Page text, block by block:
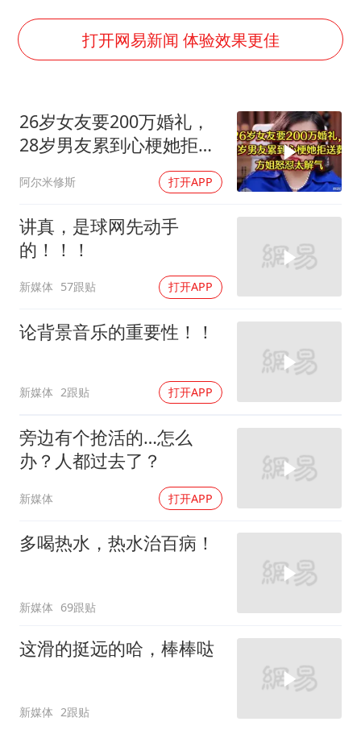
周星驰妈妈现身香港首映礼
SK海力士回应“或出售重庆工厂”传闻
三预警齐发 11个省份有大到暴雨
“还不如不放假”
从科技创新看开局起步的时与势
打开网易新闻 体验效果更佳
26岁女友要200万婚礼，
28岁男友累到心梗她拒送
阿尔米修斯 打开APP
讲真，是球网先动手
的！！！
新媒体 57跟贴 打开APP
论背景音乐的重要性！！
新媒体 2跟贴 打开APP
旁边有个抢活的…怎么
办？人都过去了？
新媒体 打开APP
多喝热水，热水治百病！
新媒体 69跟贴
这滑的挺远的哈，棒棒哒
新媒体 2跟贴